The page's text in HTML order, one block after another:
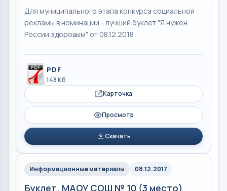
Для муниципального этапа конкурса социальной
рекламы в номинации - лучший буклет "Я нужен
России здоровым" от 08.12.2018
PDF
148 Кб
Карточка
Просмотр
Скачать
Информационные материалы 08.12.2017
Буклет. МАОУ СОШ № 10 (3 место)